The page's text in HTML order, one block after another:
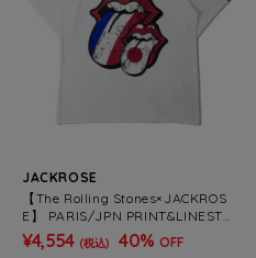
JACKROSE
【The Rolling Stones×JACKROS
E】 PARIS/JPN PRINT&LINESTO
NE SS TEE(MENS)
¥4,554 (税込) 40% OFF